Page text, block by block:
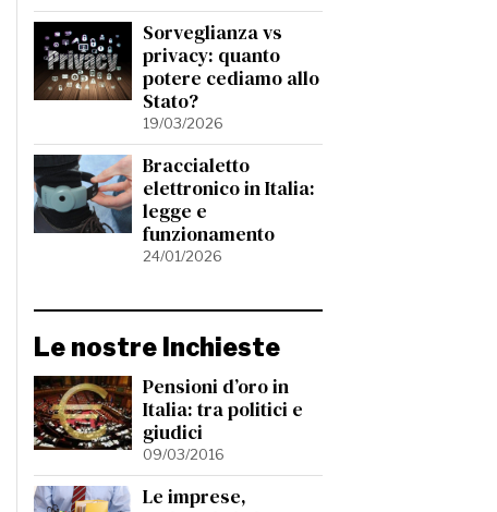
Sorveglianza vs
privacy: quanto
potere cediamo allo
Stato?
19/03/2026
Braccialetto
elettronico in Italia:
legge e
funzionamento
24/01/2026
Le nostre Inchieste
Pensioni d’oro in
Italia: tra politici e
giudici
09/03/2016
Le imprese,